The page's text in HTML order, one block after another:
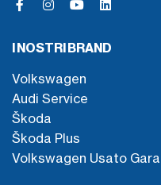
I NOSTRI BRAND
Volkswagen
Audi Service
Škoda
Škoda Plus
Volkswagen Usato